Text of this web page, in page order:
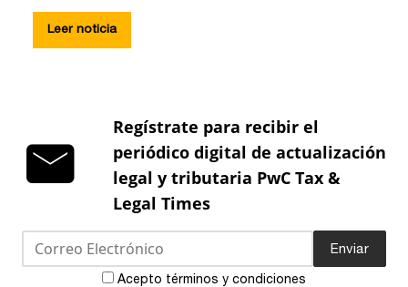
Leer noticia
Regístrate para recibir el
periódico digital de actualización
legal y tributaria PwC Tax &
Legal Times
Enviar
Acepto términos y condiciones